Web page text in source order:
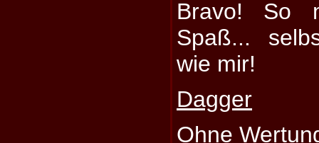
Bravo! So
Spaß...
wie mir!
Dagger
Ohne